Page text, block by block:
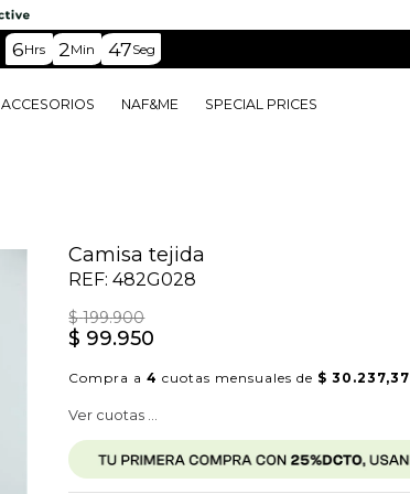
6Hrs 2 Min 45Seg
ACCESORIOS NAF&ME SPECIAL PRICES
Camisa tejida
REF:482G028
$ 199.900
$ 99.950
Compra a4 cuotas mensuales de $ 30.237,37
Ver cuotas ...